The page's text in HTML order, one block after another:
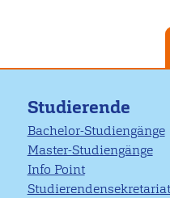
Studierende
Bachelor-Studiengänge
Master-Studiengänge
Info Point
Studierendensekretariat